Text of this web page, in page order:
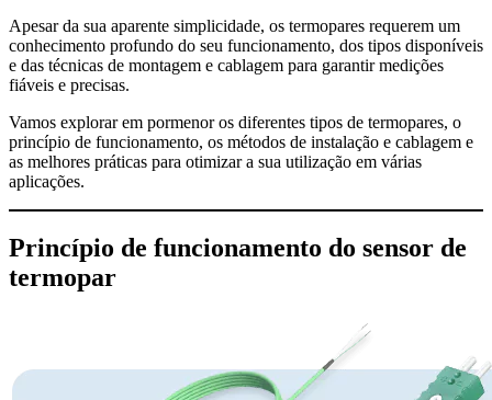
Apesar da sua aparente simplicidade, os termopares requerem um
conhecimento profundo do seu funcionamento, dos tipos disponíveis
e das técnicas de montagem e cablagem para garantir medições
fiáveis e precisas.
Vamos explorar em pormenor os diferentes tipos de termopares, o
princípio de funcionamento, os métodos de instalação e cablagem e
as melhores práticas para otimizar a sua utilização em várias
aplicações.
Princípio de funcionamento do sensor de
termopar